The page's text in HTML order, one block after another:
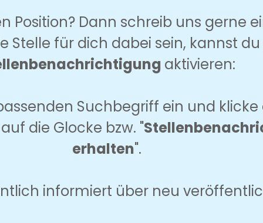
Position? Dann schreib uns gerne
Stelle für dich dabei sein, kannst
aktivieren:
Suchbegriff ein und klicke
die Glocke bzw. "
erhalten".
informiert über neu